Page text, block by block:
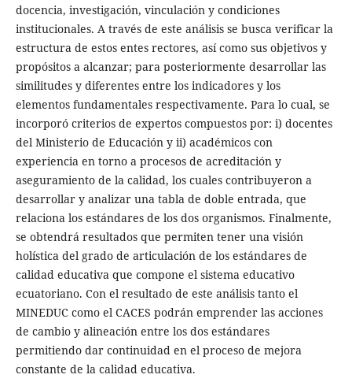
docencia, investigación, vinculación y condiciones
institucionales. A través de este análisis se busca verificar la
estructura de estos entes rectores, así como sus objetivos y
propósitos a alcanzar; para posteriormente desarrollar las
similitudes y diferentes entre los indicadores y los
elementos fundamentales respectivamente. Para lo cual, se
incorporó criterios de expertos compuestos por: i) docentes
del Ministerio de Educación y ii) académicos con
experiencia en torno a procesos de acreditación y
aseguramiento de la calidad, los cuales contribuyeron a
desarrollar y analizar una tabla de doble entrada, que
relaciona los estándares de los dos organismos. Finalmente,
se obtendrá resultados que permiten tener una visión
holística del grado de articulación de los estándares de
calidad educativa que compone el sistema educativo
ecuatoriano. Con el resultado de este análisis tanto el
MINEDUC como el CACES podrán emprender las acciones
de cambio y alineación entre los dos estándares
permitiendo dar continuidad en el proceso de mejora
constante de la calidad educativa.